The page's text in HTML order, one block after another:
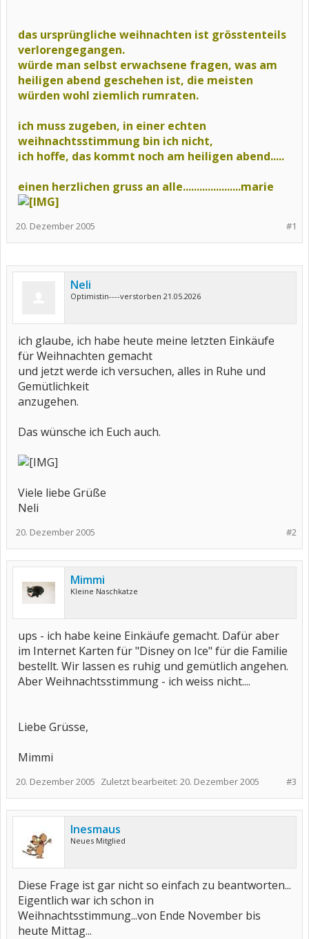
das ursprüngliche weihnachten ist grösstenteils
verlorengegangen.
würde man selbst erwachsene fragen, was am
heiligen abend geschehen ist, die meisten
würden wohl ziemlich rumraten.
ich muss zugeben, in einer echten
weihnachtsstimmung bin ich nicht,
ich hoffe, das kommt noch am heiligen abend.....
einen herzlichen gruss an alle.....................marie
#1
20. Dezember 2005
Neli
Optimistin----verstorben 21.05.2026
ich glaube, ich habe heute meine letzten Einkäufe
für Weihnachten gemacht
und jetzt werde ich versuchen, alles in Ruhe und
Gemütlichkeit
anzugehen.
Das wünsche ich Euch auch.
Viele liebe Grüße
Neli
#2
20. Dezember 2005
Mimmi
Kleine Naschkatze
ups - ich habe keine Einkäufe gemacht. Dafür aber
im Internet Karten für "Disney on Ice" für die Familie
bestellt. Wir lassen es ruhig und gemütlich angehen.
Aber Weihnachtsstimmung - ich weiss nicht....
Liebe Grüsse,
Mimmi
#3
20. Dezember 2005 Zuletzt bearbeitet: 20. Dezember 2005
Inesmaus
Neues Mitglied
Diese Frage ist gar nicht so einfach zu beantworten...
Eigentlich war ich schon in
Weihnachtsstimmung...von Ende November bis
heute Mittag...